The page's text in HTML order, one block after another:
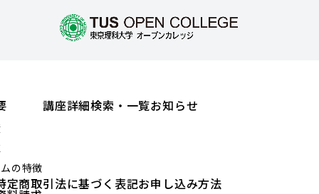
の特徴
講座詳細検索・一覧お知らせ
定商取引法に基づく表記お申し込み方法